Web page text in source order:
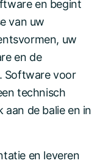
en begint
van uw
uw
en de
Software voor
technisch
de balie en in
en leveren